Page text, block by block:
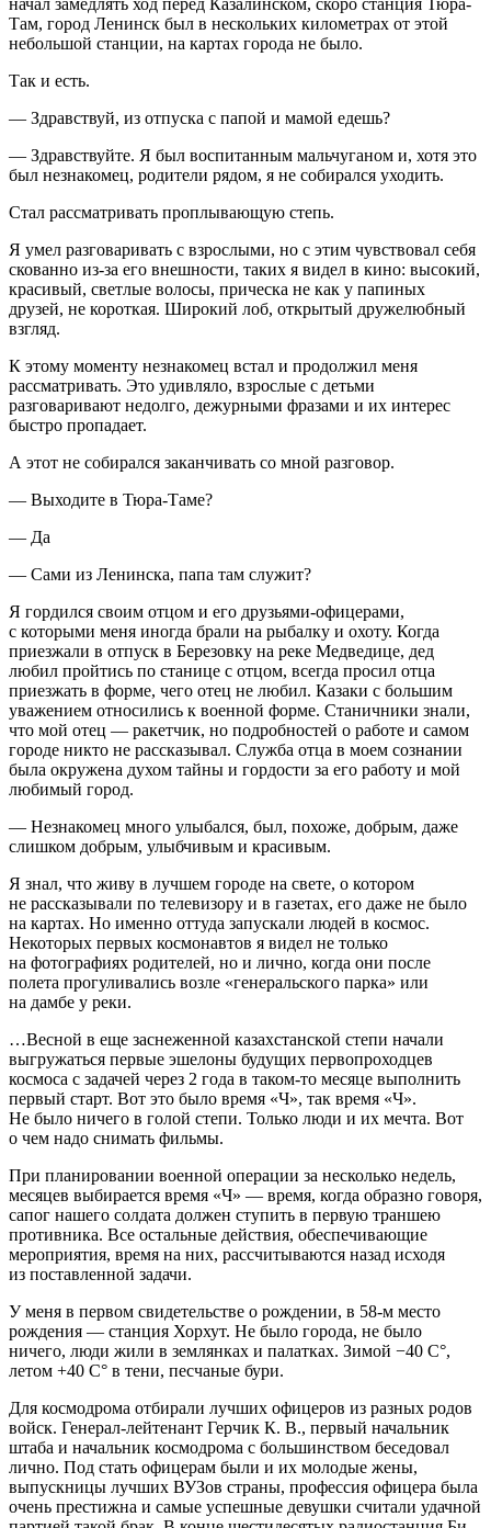
Там, город Ленинск был в нескольких километрах от этой
небольшой станции, на картах города не было.
Так и есть.
— Здравствуй, из отпуска с папой и мамой едешь?
— Здравствуйте. Я был воспитанным мальчуганом и, хотя это
был незнакомец, родители рядом, я не собирался уходить.
Стал рассматривать проплывающую степь.
Я умел разговаривать с взрослыми, но с этим чувствовал себя
скованно из-за его внешности, таких я видел в кино: высокий,
красивый, светлые волосы, прическа не как у папиных
друзей, не короткая. Широкий лоб, открытый дружелюбный
взгляд.
К этому моменту незнакомец встал и продолжил меня
рассматривать. Это удивляло, взрослые с детьми
разговаривают недолго, дежурными фразами и их интерес
быстро пропадает.
А этот не собирался заканчивать со мной разговор.
— Выходите в Тюра-Таме?
— Да
— Сами из Ленинска, папа там служит?
Я гордился своим отцом и его друзьями-офицерами,
с которыми меня иногда брали на рыбалку и охоту. Когда
приезжали в отпуск в Березовку на реке Медведице, дед
любил пройтись по станице с отцом, всегда просил отца
приезжать в форме, чего отец не любил. Казаки с большим
уважением относились к военной форме. Станичники знали,
что мой отец — ракетчик, но подробностей о работе и самом
городе никто не рассказывал. Служба отца в моем сознании
была окружена духом тайны и гордости за его работу и мой
любимый город.
— Незнакомец много улыбался, был, похоже, добрым, даже
слишком добрым, улыбчивым и красивым.
Я знал, что живу в лучшем городе на свете, о котором
не рассказывали по телевизору и в газетах, его даже не было
на картах. Но именно оттуда запускали людей в космос.
Некоторых первых космонавтов я видел не только
на фотографиях родителей, но и лично, когда они после
полета прогуливались возле «генеральского парка» или
на дамбе у реки.
…Весной в еще заснеженной казахстанской степи начали
выгружаться первые эшелоны будущих первопроходцев
космоса с задачей через 2 года в таком-то месяце выполнить
первый старт. Вот это было время «Ч», так время «Ч».
Не было ничего в голой степи. Только люди и их мечта. Вот
о чем надо снимать фильмы.
При планировании военной операции за несколько недель,
месяцев выбирается время «Ч» — время, когда образно говоря,
сапог нашего солдата должен ступить в первую траншею
противника. Все остальные действия, обеспечивающие
мероприятия, время на них, рассчитываются назад исходя
из поставленной задачи.
У меня в первом свидетельстве о рождении, в 58-м место
рождения — станция Хорхут. Не было города, не было
ничего, люди жили в землянках и палатках. Зимой −40 С°,
летом +40 С° в тени, песчаные бури.
Для космодрома отбирали лучших офицеров из разных родов
войск. Генерал-лейтенант Герчик К. В., первый начальник
штаба и начальник космодрома с большинством беседовал
лично. Под стать офицерам были и их молодые жены,
выпускницы лучших ВУЗов страны, профессия офицера была
очень престижна и самые успешные девушки считали удачной